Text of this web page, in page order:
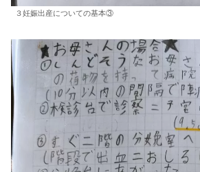
３妊娠出産についての基本③